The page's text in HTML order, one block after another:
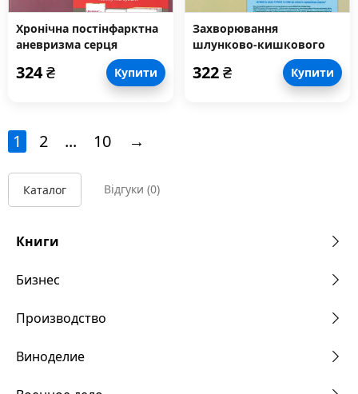
Хронічна постінфарктна
аневризма серця
324₴ Купити
Захворювання
шлунково-кишкового
тракту, нирок та
сечовивідних шляхів.
322₴ Купити
1 2 ... 10 →
Каталог Відгуки (0)
Книги
Бизнес
Производство
Виноделие